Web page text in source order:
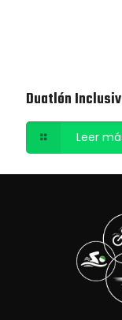
Duatlón
Leer